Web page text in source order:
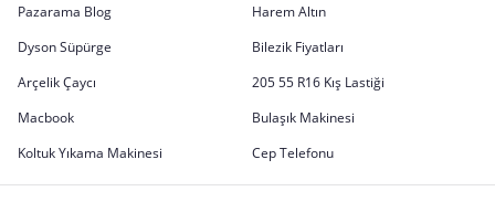
Pazarama Blog
Harem Altın
Dyson Süpürge
Bilezik Fiyatları
Arçelik Çaycı
205 55 R16 Kış Lastiği
Macbook
Bulaşık Makinesi
Koltuk Yıkama Makinesi
Cep Telefonu